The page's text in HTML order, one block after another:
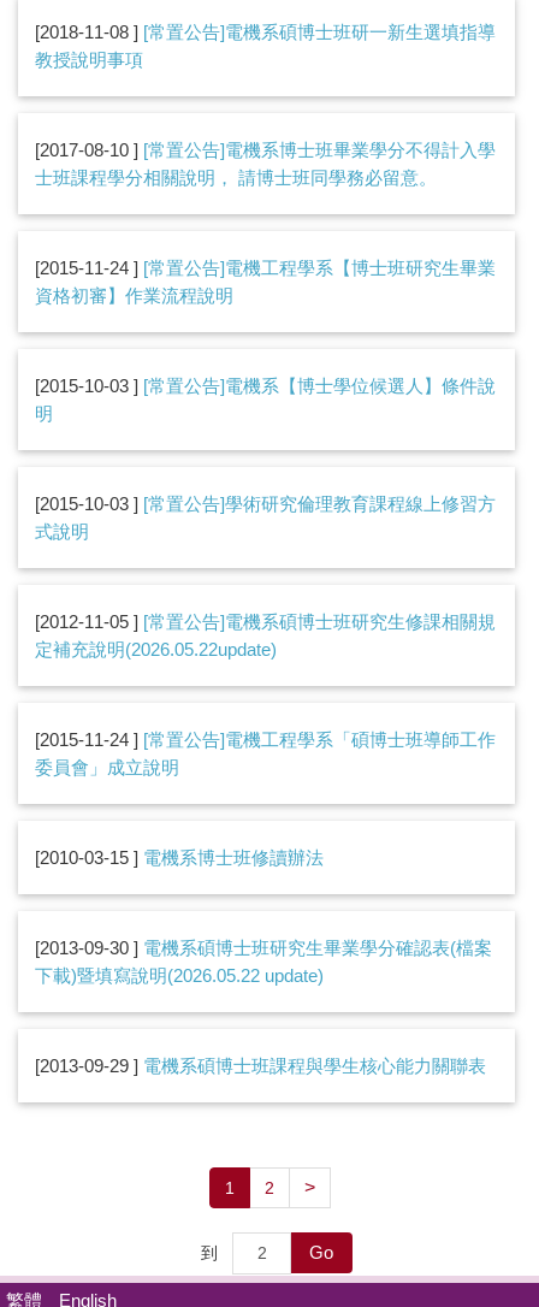
2018-11-08
[常置公告]電機系碩博士班研一新生選填指導
教授說明事項
2017-08-10
[常置公告]電機系博士班畢業學分不得計入學
士班課程學分相關說明， 請博士班同學務必留意。
2015-11-24
[常置公告]電機工程學系【博士班研究生畢業
資格初審】作業流程說明
2015-10-03
[常置公告]電機系【博士學位候選人】條件說
明
2015-10-03
[常置公告]學術研究倫理教育課程線上修習方
式說明
2012-11-05
[常置公告]電機系碩博士班研究生修課相關規
定補充說明(2026.05.22update)
2015-11-24
[常置公告]電機工程學系「碩博士班導師工作
委員會」成立說明
2010-03-15 電機系博士班修讀辦法
2013-09-30
電機系碩博士班研究生畢業學分確認表(檔案
下載)暨填寫說明(2026.05.22 update)
2013-09-29 電機系碩博士班課程與學生核心能力關聯表
1 2 >
到 Go
繁體 English